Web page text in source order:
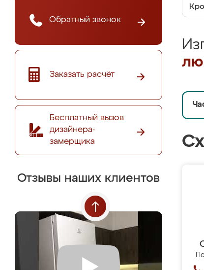
Обратный звонок
Заказать расчёт
Бесплатный вызов
дизайнера-
замерщика
Отзывы наших клиентов